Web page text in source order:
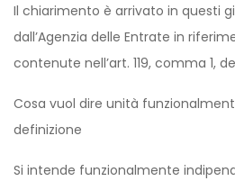
Il chiarimento è arrivato in questi
dall’Agenzia delle Entrate in
contenute nell’art. 119, comma 1,
Cosa vuol dire unità
definizione
Si intende funzionalmente